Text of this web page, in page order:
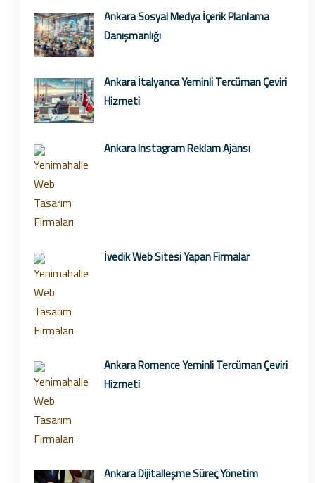
Ankara Sosyal Medya İçerik Planlama
Danışmanlığı
Ankara İtalyanca Yeminli Tercüman Çeviri
Hizmeti
Ankara Instagram Reklam Ajansı
İvedik Web Sitesi Yapan Firmalar
Ankara Romence Yeminli Tercüman Çeviri
Hizmeti
Ankara Dijitalleşme Süreç Yönetim